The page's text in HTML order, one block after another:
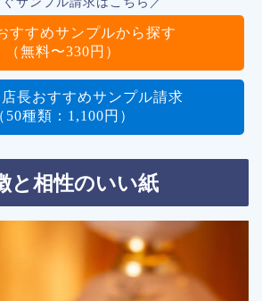
すすめサンプルから探す
（無料〜330円）
長おすすめサンプル請求
50種類：1,100円）
と相性のいい紙